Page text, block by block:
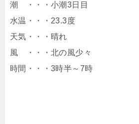
潮 ・・・小潮3日目
水温・・・23.3度
天気・・・晴れ
風 ・・・北の風少々
時間・・・3時半～7時